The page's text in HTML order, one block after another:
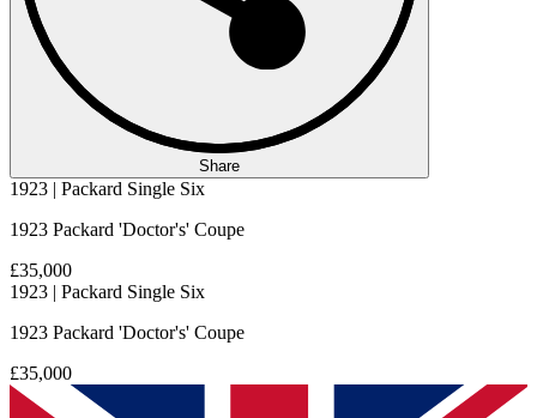
Share
1923 | Packard Single Six
1923 Packard 'Doctor's' Coupe
£35,000
1923 | Packard Single Six
1923 Packard 'Doctor's' Coupe
£35,000